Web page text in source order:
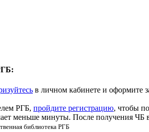
в личном кабинете и оформите
РГБ, пройдите регистрацию, чтобы
меньше минуты. После получения ЧБ
библиотека РГБ